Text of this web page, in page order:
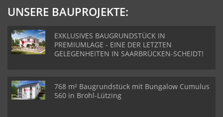
UNSERE BAUPROJEKTE:
EXKLUSIVES BAUGRUNDSTÜCK IN
PREMIUMLAGE - EINE DER LETZTEN
GELEGENHEITEN IN SAARBRÜCKEN-SCHEIDT!
768 m² Baugrundstück mit Bungalow Cumulus
560 in Brohl-Lützing